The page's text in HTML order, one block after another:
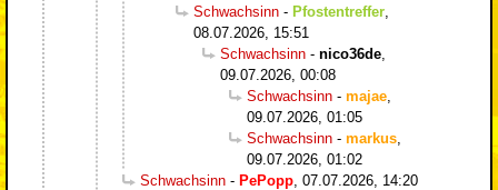
Schwachsinn - Pfostentreffer
08.07.2026, 15:51
Schwachsinn - nico36de
09.07.2026, 00:08
Schwachsinn - majae
09.07.2026, 01:05
Schwachsinn - markus
09.07.2026, 01:02
Schwachsinn - PePopp 07.07.2026, 14:20